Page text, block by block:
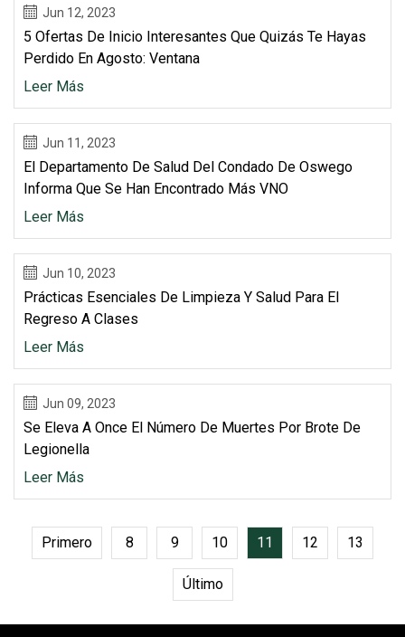
Jun 12, 2023
5 Ofertas De Inicio Interesantes Que Quizás Te Hayas
Perdido En Agosto: Ventana
Leer Más
Jun 11, 2023
El Departamento De Salud Del Condado De Oswego
Informa Que Se Han Encontrado Más VNO
Leer Más
Jun 10, 2023
Prácticas Esenciales De Limpieza Y Salud Para El
Regreso A Clases
Leer Más
Jun 09, 2023
Se Eleva A Once El Número De Muertes Por Brote De
Legionella
Leer Más
Primero 8 9 10 11 12 13
Último